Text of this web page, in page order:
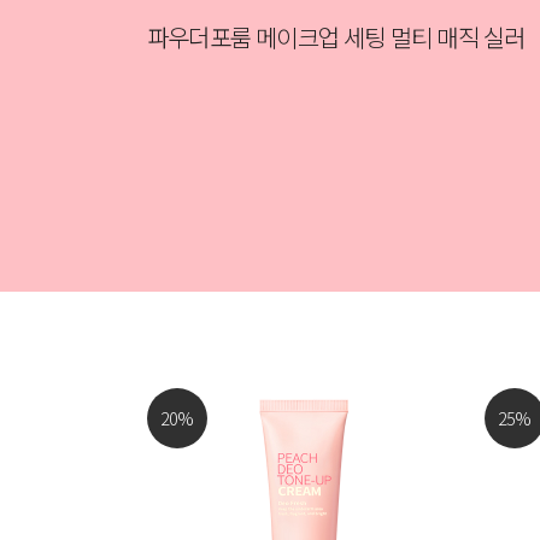
파우더포룸 메이크업 세팅 멀티 매직 실러
20% 25%